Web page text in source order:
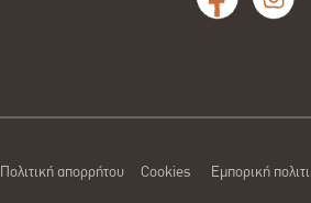
Πολιτική απορρήτου Cookies Εμπορική